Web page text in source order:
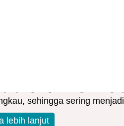
sehingga sering menjadi
lebih lanjut